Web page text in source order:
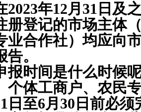
2023年12月31日及
册登记的市场主体
业合作社）均应向
。
报时间是什么时候
个体工商户、农民
日至6月30日 前必须